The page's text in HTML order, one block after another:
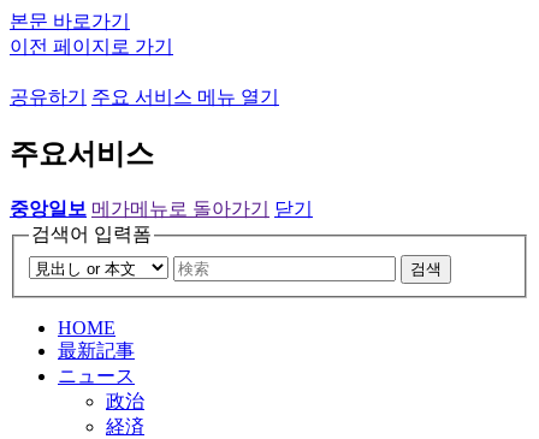
본문 바로가기
이전 페이지로 가기
공유하기 주요 서비스 메뉴 열기
주요서비스
중앙일보 메가메뉴로 돌아가기
닫기
검색어 입력폼
검색
HOME
最新記事
ニュース
政治
経済